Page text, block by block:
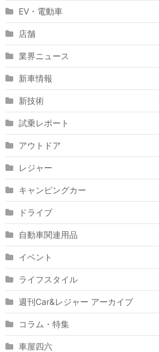
EV・電動車
店舗
業界ニュース
新車情報
新技術
試乗レポート
アウトドア
レジャー
キャンピングカー
ドライブ
自動車関連用品
イベント
ライフスタイル
週刊Car&レジャー アーカイブ
コラム・特集
車屋四六